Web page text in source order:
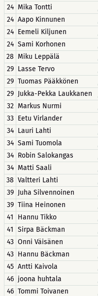
24 Mika Tontti
24 Aapo Kinnunen
24 Eemeli Kiljunen
24 Sami Korhonen
28 Miku Leppälä
29 Lasse Tervo
29 Tuomas Pääkkönen
29 Jukka-Pekka Laukkanen
32 Markus Nurmi
33 Eetu Virlander
34 Lauri Lahti
34 Sami Tuomola
34 Robin Salokangas
34 Matti Saali
38 Valtteri Lahti
39 Juha Silvennoinen
39 Tiina Heinonen
41
Hannu Tikko
41 Sirpa Bäckman
43 Onni Väisänen
43 Hannu Bäckman
45 Antti Kaivola
46 joona huhtala
46 Tommi Toivanen